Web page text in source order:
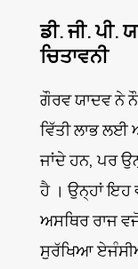
ਡੀ. ਜੀ. ਪੀ.
ਚਿਤਾਵਨੀ
ਗੌਰਵ ਯਾਦਵ ਨੇ
ਵਿੱਤੀ ਲਾਭ
ਜਾਂਦੇ ਹਨ, ਪਰ
ਹੈ । ਉਨ੍ਹਾਂ ਇਹ
ਅਸਥਿਰ ਰਾਜ
ਸੁਰੱਖਿਆ